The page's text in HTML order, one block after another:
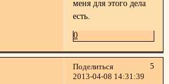
меня для этого дела
есть.
0
Поделиться
5
2013-04-08 14:31:39